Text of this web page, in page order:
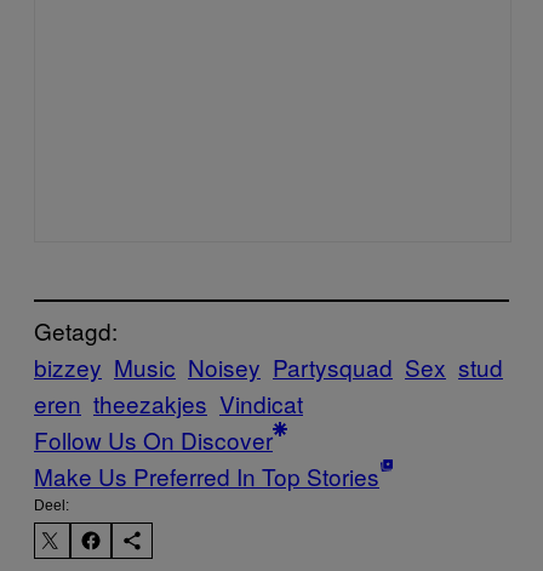
Getagd:
bizzey Music Noisey Partysquad Sex stud
eren theezakjes Vindicat
Follow Us On Discover
Make Us Preferred In Top Stories
Deel: